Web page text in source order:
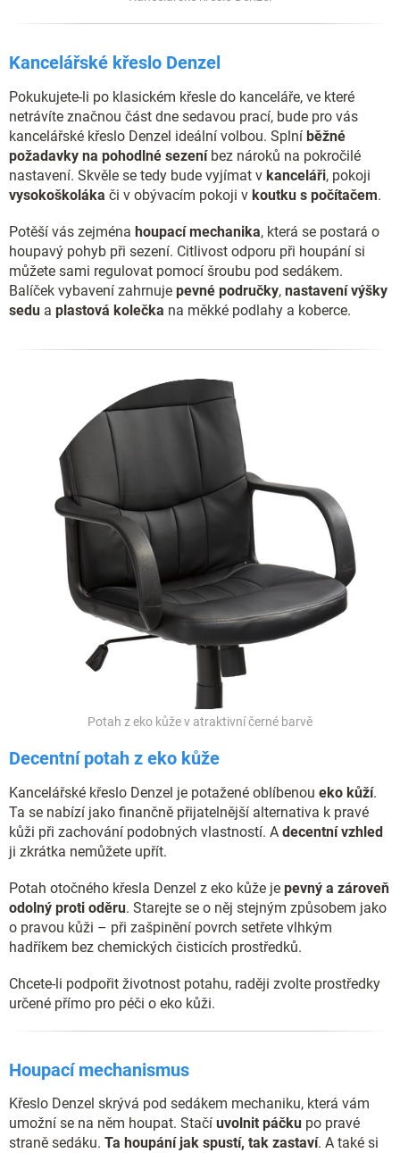
Kancelářské křeslo Denzel
Pokukujete-li po klasickém křesle do kanceláře, ve které
netrávíte značnou část dne sedavou prací, bude pro vás
kancelářské křeslo Denzel ideální volbou. Splní běžné
požadavky na pohodlné sezeníbez nároků na pokročilé
nastavení. Skvěle se tedy bude vyjímat v kanceláři, pokoji
vysokoškoláka či v obývacím pokoji v koutku s počítačem.
Potěší vás zejména houpací mechanika, která se postará o
houpavý pohyb při sezení. Citlivost odporu při houpání si
můžete sami regulovat pomocí šroubu pod sedákem.
Balíček vybavení zahrnuje pevné područky, nastavení výšky
sedu a plastová kolečka na měkké podlahy a koberce.
Potah z eko kůže v atraktivní černé barvě
Decentní potah z eko kůže
Kancelářské křeslo Denzel je potažené oblíbenou eko kůží.
Ta se nabízí jako finančně přijatelnější alternativa k pravé
kůži při zachování podobných vlastností. A decentní vzhled
ji zkrátka nemůžete upřít.
Potah otočného křesla Denzel z eko kůže je pevný a zároveň
odolný proti oděru. Starejte se o něj stejným způsobem jako
o pravou kůži – při zašpinění povrch setřete vlhkým
hadříkem bez chemických čisticích prostředků.
Chcete-li podpořit životnost potahu, raději zvolte prostředky
určené přímo pro péči o eko kůži.
Houpací mechanismus
Křeslo Denzel skrývá pod sedákem mechaniku, která vám
umožní se na něm houpat. Stačí uvolnit páčku po pravé
straně sedáku. Ta houpání jak spustí, tak zastaví. A také si